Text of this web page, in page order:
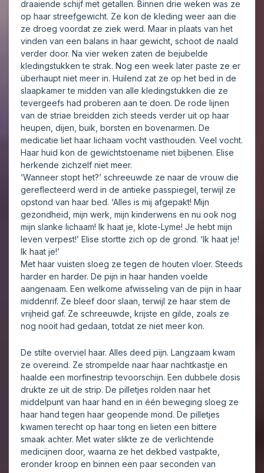
draaiende schijf met getallen. Binnen drie weken was ze
op haar streefgewicht. Ze kon de kleding weer aan die
ze droeg voordat ze ziek werd. Maar in plaats van het
vinden van een balans in haar gewicht, schoot de naald
verder door. Na vier weken zaten de bejubelde
kledingstukken te strak. Nog een week later paste ze er
überhaupt niet meer in. Huilend zat ze op het bed in de
slaapkamer te midden van alle kledingstukken die ze
tevergeefs had proberen aan te doen. De rode lijnen
van de striae breidden zich steeds verder uit op haar
heupen, dijen, buik, borsten en bovenarmen. De
medicatie liet haar lichaam vocht vasthouden. Veel vocht.
Haar huid kon de gewichtstoename niet bijbenen. Elise
herkende zichzelf niet meer.
‘Wanneer stopt het?’ schreeuwde ze naar de vrouw die
gereflecteerd werd in de antieke passpiegel, terwijl ze
opstond van haar bed. ‘Alles is mij afgepakt! Mijn
gezondheid, mijn werk, mijn kinderwens en nu ook nog
mijn slanke lichaam! Ik haat je, klote-Lyme! Je hebt mijn
leven verpest!’ Elise stortte zich op de grond. ‘Ik haat je!
Ik haat je!’
Met haar vuisten sloeg ze tegen de houten vloer. Steeds
harder en harder. De pijn in haar handen voelde
aangenaam. Een welkome afwisseling van de pijn in haar
middenrif. Ze bleef door slaan, terwijl ze haar stem de
vrijheid gaf. Ze schreeuwde, krijste en gilde, zoals ze
nog nooit had gedaan, totdat ze niet meer kon.
De stilte overviel haar. Alles deed pijn. Langzaam kwam
ze overeind. Ze strompelde naar haar nachtkastje en
haalde een morfinestrip tevoorschijn. Een dubbele dosis
drukte ze uit de strip. De pilletjes rolden naar het
middelpunt van haar hand en in één beweging sloeg ze
haar hand tegen haar geopende mond. De pilletjes
kwamen terecht op haar tong en lieten een bittere
smaak achter. Met water slikte ze de verlichtende
medicijnen door, waarna ze het dekbed vastpakte,
eronder kroop en binnen een paar seconden van